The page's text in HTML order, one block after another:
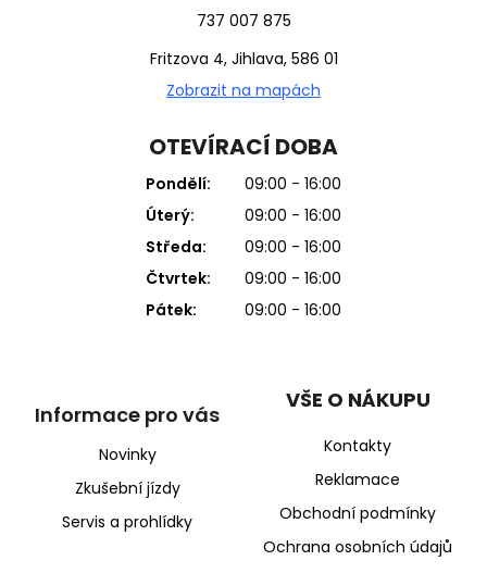
737 007 875
Fritzova 4, Jihlava, 586 01
Zobrazit na mapách
OTEVÍRACÍ DOBA
Pondělí:
09:00 - 16:00
Úterý:
09:00 - 16:00
Středa:
09:00 - 16:00
Čtvrtek:
09:00 - 16:00
Pátek:
09:00 - 16:00
Informace pro vás
Novinky
Zkušební jízdy
Servis a prohlídky
VŠE O NÁKUPU
Kontakty
Reklamace
Obchodní podmínky
Ochrana osobních údajů